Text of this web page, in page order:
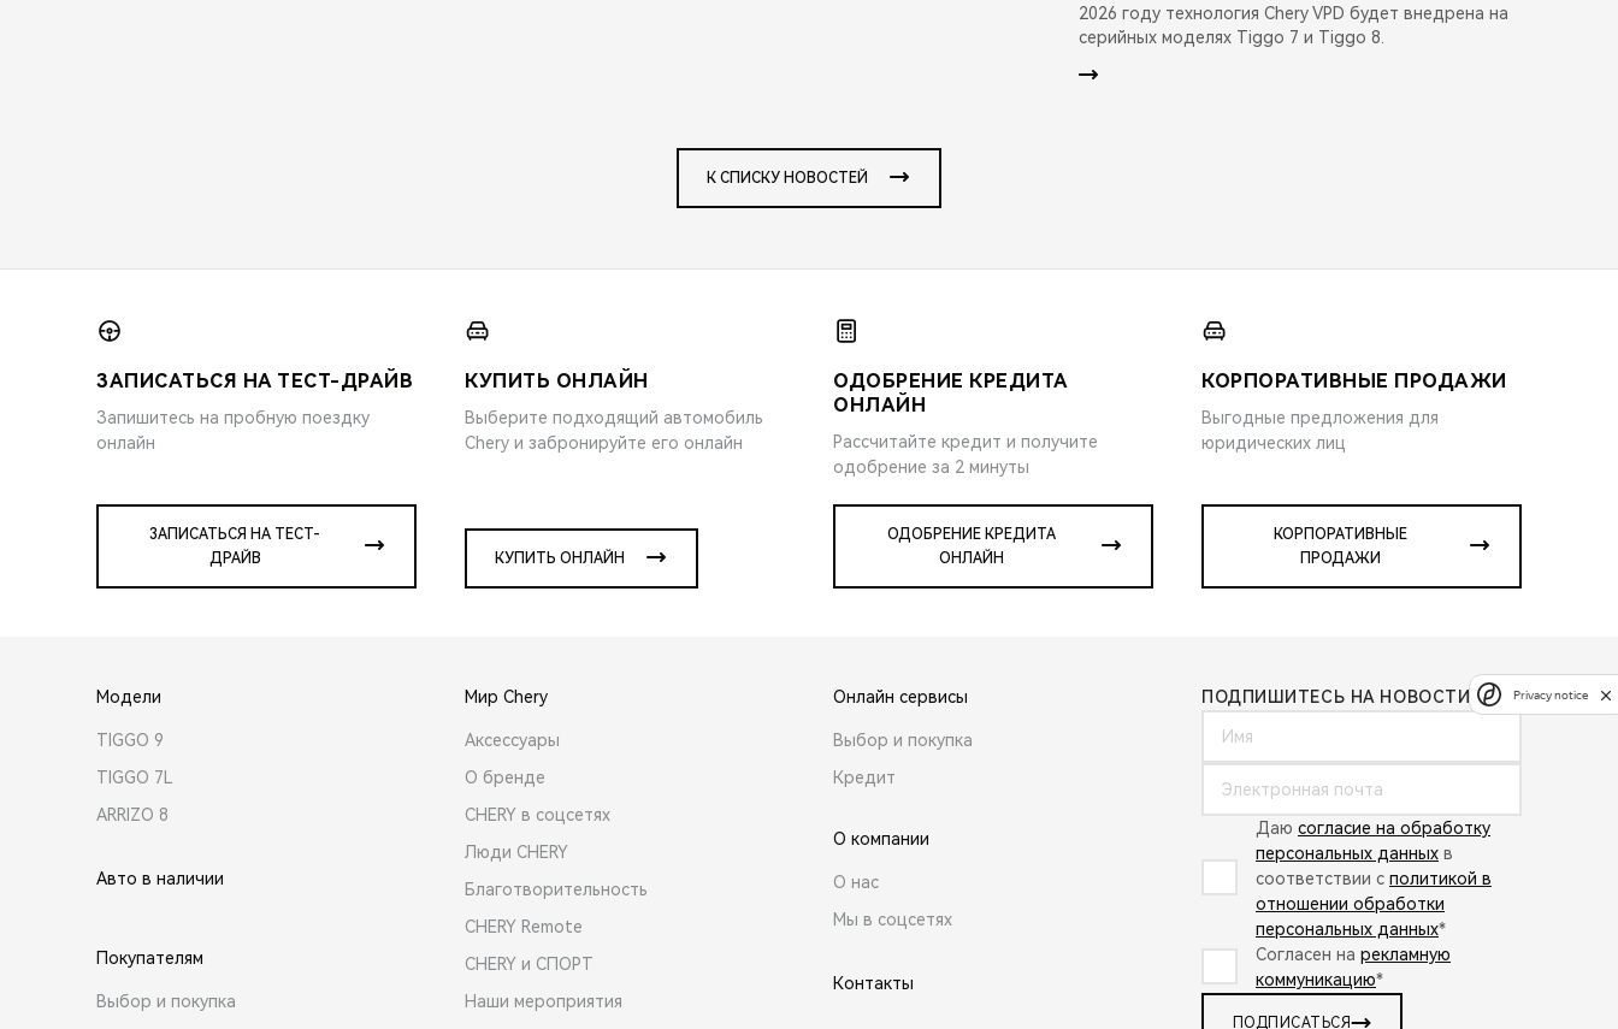
2026 году технология Chery VPD будет внедрена на
серийных моделях Tiggo 7 и Tiggo 8.
К СПИСКУ НОВОСТЕЙ
ЗАПИСАТЬСЯ НА ТЕСТ-ДРАЙВ
Запишитесь на пробную поездку
онлайн
ЗАПИСАТЬСЯ НА ТЕСТ-
ДРАЙВ
КУПИТЬ ОНЛАЙН
Выберите подходящий автомобиль
Chery и забронируйте его онлайн
КУПИТЬ ОНЛАЙН
ОДОБРЕНИЕ КРЕДИТА
ОНЛАЙН
Рассчитайте кредит и получите
одобрение за 2 минуты
ОДОБРЕНИЕ КРЕДИТА
ОНЛАЙН
КОРПОРАТИВНЫЕ ПРОДАЖИ
Выгодные предложения для
юридических лиц
КОРПОРАТИВНЫЕ
ПРОДАЖИ
Модели
TIGGO 9
TIGGO 7L
ARRIZO 8
Авто в наличии
Покупателям
Выбор и покупка
Мир Chery
Аксессуары
О бренде
CHERY в соцсетях
Люди CHERY
Благотворительность
CHERY Remote
CHERY и СПОРТ
Наши мероприятия
Онлайн сервисы
Выбор и покупка
Кредит
О компании
О нас
Мы в соцсетях
Контакты
ПОДПИШИТЕСЬ НА НОВОСТИ:
Даю согласие на обработку
персональных данных в
соответствии с политикой в
отношении обработки
персональных данных*
Согласен на рекламную
коммуникацию*
ПОДПИСАТЬСЯ
Privacy notice